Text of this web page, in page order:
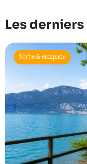
Les
Sortie & escapade